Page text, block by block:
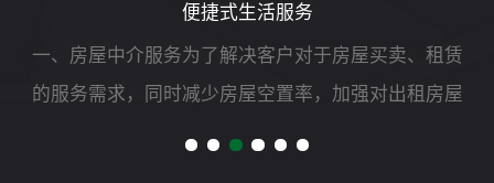
便捷式生活服务
一、房屋中介服务为了解决客户对于房屋买卖、租赁
的服务需求，同时减少房屋空置率，加强对出租房屋